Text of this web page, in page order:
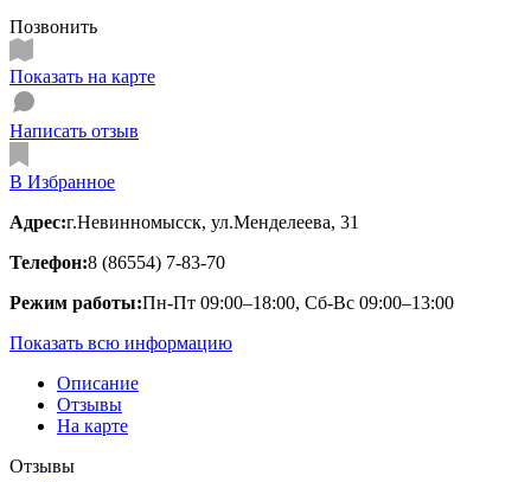
Позвонить
Показать на карте
Написать отзыв
В Избранное
Адрес:г.Невинномысск, ул.Менделеева, 31
Телефон:8 (86554) 7-83-70
Режим работы:Пн-Пт 09:00–18:00, Сб-Вс 09:00–13:00
Показать всю информацию
Описание
Отзывы
На карте
Отзывы